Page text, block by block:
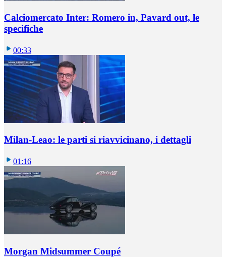
Calciomercato Inter: Romero in, Pavard out, le
specifiche
00:33
Milan-Leao: le parti si riavvicinano, i dettagli
01:16
Morgan Midsummer Coupé